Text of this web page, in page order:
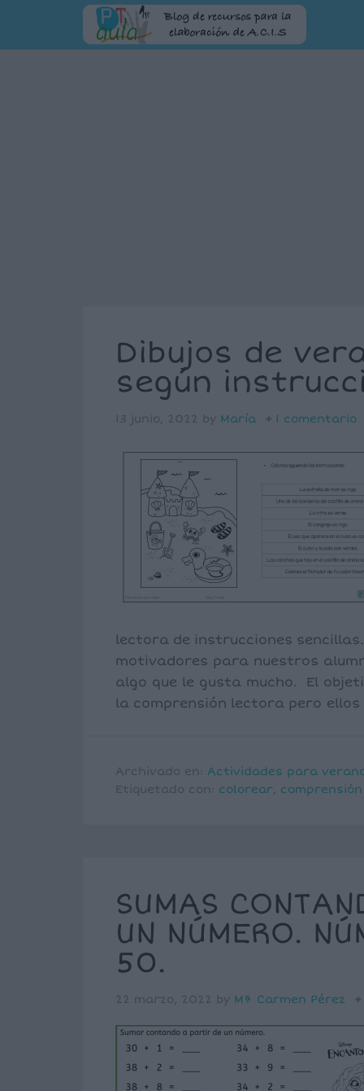
Dibujos de
según
13 junio, 2022 by María 1 comentario
lectora de instrucciones
motivadores para nuestros
algo que le gusta mucho. El
la comprensión lectora pero
Archivado en: Actividades para
Etiquetado con: colorear,
SUMAS
UN NÚMERO.
50.
22 marzo, 2022 by Mª Carmen Pérez